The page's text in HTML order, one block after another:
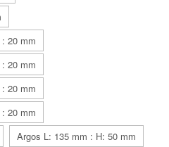
20 mm
20 mm
20 mm
20 mm
Argos L: 135 mm : H: 50 mm